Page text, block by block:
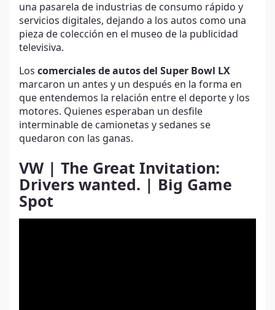
una pasarela de industrias de consumo rápido y
servicios digitales, dejando a los autos como una
pieza de colección en el museo de la publicidad
televisiva.
Los comerciales de autos del Super Bowl LX
marcaron un antes y un después en la forma en
que entendemos la relación entre el deporte y los
motores. Quienes esperaban un desfile
interminable de camionetas y sedanes se
quedaron con las ganas.
VW | The Great Invitation:
Drivers wanted. | Big Game
Spot